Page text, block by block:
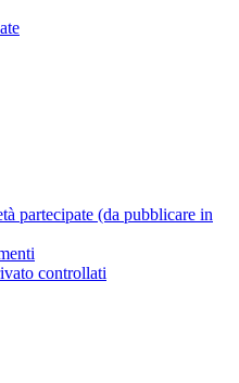
partecipate (da pubblicare in
controllati